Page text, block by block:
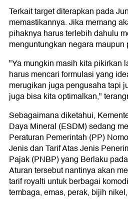
Terkait target diterapkan pada
memastikannya. Jika memang
pihaknya harus terlebih dahulu
menguntungkan negara maupun
"Ya mungkin masih kita pikirkan
harus mencari formulasi yang
merugikan juga pengusaha tapi
juga bisa kita optimalkan,"
Sebagaimana diketahui,
Daya Mineral (ESDM) sedang
Peraturan Pemerintah (PP)
Jenis dan Tarif Atas Jenis
Pajak (PNBP) yang Berlaku
Aturan tersebut nantinya akan
tarif royalti untuk berbagai
tembaga, emas, perak, bijih